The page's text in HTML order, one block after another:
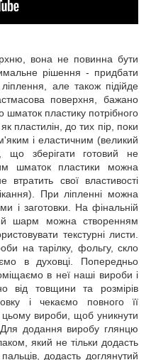
вона не повинна бути
рішення - придбати
але також підійде
поверхня, бажано
шматок пластику потрібного
пластилін, до тих пір, поки
і еластичним (великий
зберігати готовий не
шматок пластики можна
втратить свої властивості
При ліпленні можна
і заготовки. На фінальній
шарм можна створенням
текстурні листи.
на тарілку, фольгу, скло
в духовці. Попередньо
в неї наші вироби і
від товщини та розмірів
і чекаємо повного її
вироби, щоб уникнути
додання виробу глянцю
аком , який не тільки додасть
додасть доглянутий